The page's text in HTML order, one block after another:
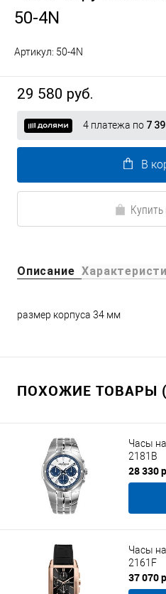
50-4N
Артикул: 50-4N
29 580 руб.
4 платежа по 7
В
Купить
Описание
размер корпуса 34 мм
ПОХОЖИЕ ТОВАРЫ
Часы
2181B
28 330
Часы
2161F
37 070